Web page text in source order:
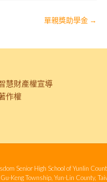
單親獎助學金 →
慧財產權宣導
作權
Senior High School of Yunlin
Keng Township, Yun-Lin County,